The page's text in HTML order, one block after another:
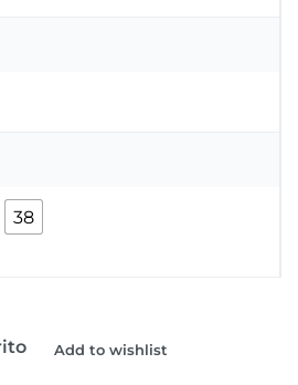
38
Add to wishlist